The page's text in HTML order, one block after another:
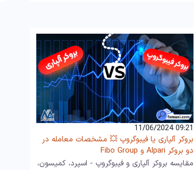
09:21 11/06/2024
بروکر آلپاری یا فیبوگروپ 💥 مشخصات معامله در
دو بروکر Alpari و Fibo Group
مقایسه بروکر آلپاری و فیبوگروپ - اسپرد، کمیسون،